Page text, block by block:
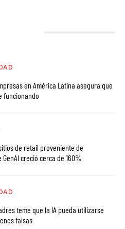
en América Latina asegura que
funcionando
de retail proveniente de
creció cerca de 160%
teme que la IA pueda utilizarse
falsas